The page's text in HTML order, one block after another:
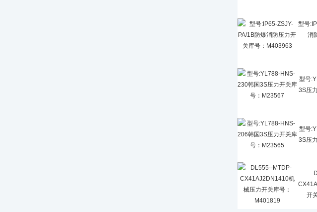
型号
消
型号
3S压
型号
3S压
开